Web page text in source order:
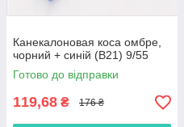
Канекалоновая коса омбре,
чорний + синій (B21) 9/55
Готово до відправки
119,68 ₴ 176 ₴